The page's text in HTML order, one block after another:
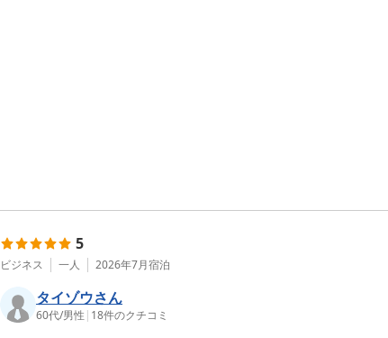
5
ビジネス 一人 2026年7月宿泊
タイゾウさん
60代/男性 | 18件のクチコミ